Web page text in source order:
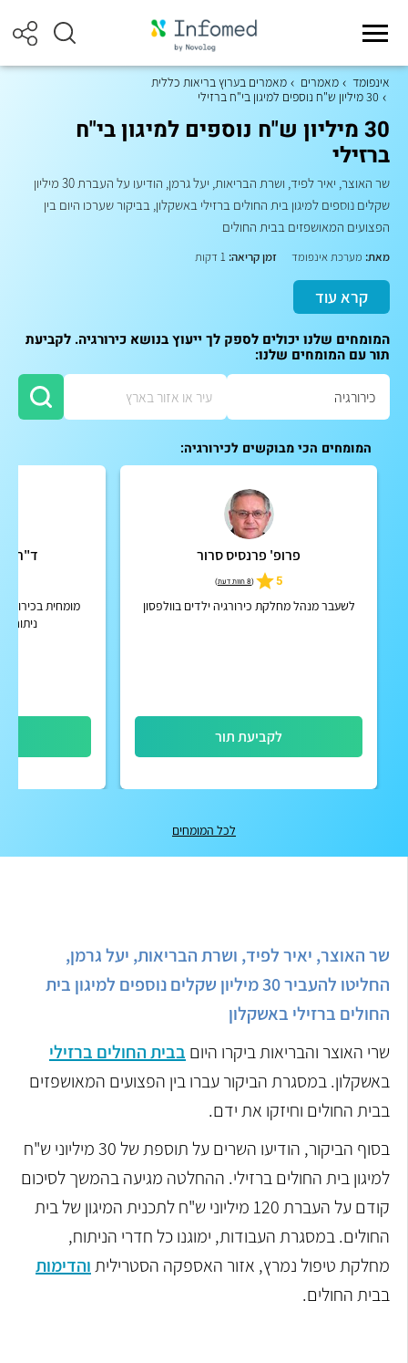
אינפומד מאמרים
מאמרים בערוץ בריאות כללית
30 מיליון ש"ח נוספים למיגון בי"ח ברזילי
30 מיליון ש"ח נוספים למיגון בי"ח
ברזילי
שר האוצר, יאיר לפיד, ושרת הבריאות, יעל גרמן, הודיעו על העברת 30 מיליון
שקלים נוספים למיגון בית החולים ברזילי באשקלון, בביקור שערכו היום בין
הפצועים המאושפזים בבית החולים
מאת: מערכת אינפומד זמן קריאה:
קרא עוד
המומחים שלנו יכולים לספק לך ייעוץ בנושא כירורגיה. לקביעת
תור עם המומחים שלנו:
המומחים הכי מבוקשים לכירורגיה:
פרופ' פרנסיס סרור
5
(8 חוות דעת )
לשעבר מנהל מחלקת כירורגיה ילדים בוולפסון
לקביעת תור
ד"ר
מומחית
לכל המומחים
שר האוצר, יאיר לפיד, ושרת הבריאות, יעל גרמן,
החליטו להעביר 30 מיליון שקלים נוספים למיגון בית
החולים ברזילי באשקלון
שרי האוצר והבריאות ביקרו היום בבית החולים ברזילי
באשקלון. במסגרת הביקור עברו בין הפצועים המאושפזים
בבית החולים וחיזקו את ידם.
בסוף הביקור, הודיעו השרים על תוספת של 30 מיליוני ש"ח
למיגון בית החולים ברזילי. ההחלטה מגיעה בהמשך לסיכום
קודם על העברת 120 מיליוני ש"ח לתכנית המיגון של בית
החולים. במסגרת העבודות, ימוגנו כל חדרי הניתוח,
מחלקת טיפול נמרץ, אזור האספקה הסטריליתוהדימות
בבית החולים.